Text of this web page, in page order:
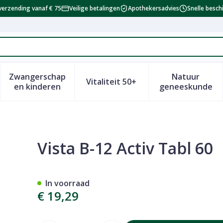
vanaf € 75 Veilige betalingen Apothekersadvies Snelle
verzorging en hygiëne categorie
voor Dieet, voeding en vitamines categorie
Zwangerschap
en kinderenToon submenu voor Zwangerschap en
Vitaliteit 50+Toon submenu voor
Natuur
geneeskunde
Toon
Vista B-12 Activ Tabl 60
€ 19,29
In voorraad